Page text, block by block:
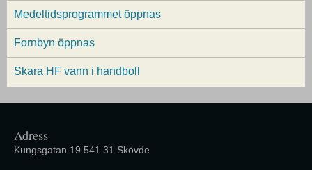
Medeltidsprogrammet öppnas
Fornbyn öppnas
Skara HF vann i handboll
Adress
Kungsgatan 19 541 31 Skövde